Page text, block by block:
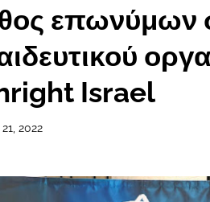
επωνύμων
Israel
2022